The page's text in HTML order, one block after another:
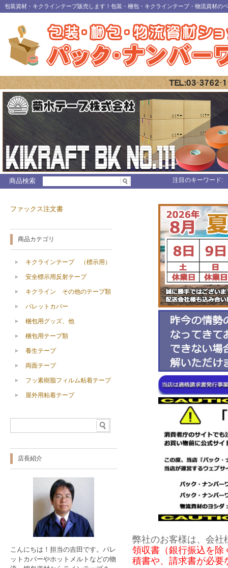
包装資材・キクラインテープ販売します！包装・梱包・キクラインテープ・物流資材の
商品検索 注目のキーワード:
弊社のお客様は、会社
領収書（銀行振込を除
積書や、請求書が必要
ファックス注文書
商品カテゴリ
キクラインテープ （標示用）
安全標示用反射テープ
キクライン その他のテープ類
パレットカバー
梱包用グッズ、他
梱包用テープ類
養生テープ
両面テープ
フッ素樹脂フィルム粘着テープ
屋外用粘着テープ
店長紹介
こんにちは！担当の吉田です。パレ
ットカバーやホットメルトなどの物